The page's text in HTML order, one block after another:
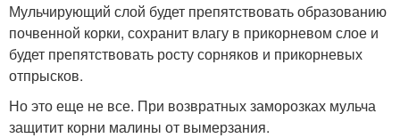
Мульчирующий слой будет препятствовать образованию
почвенной корки, сохранит влагу в прикорневом слое и
будет препятствовать росту сорняков и прикорневых
отпрысков.
Но это еще не все. При возвратных заморозках мульча
защитит корни малины от вымерзания.